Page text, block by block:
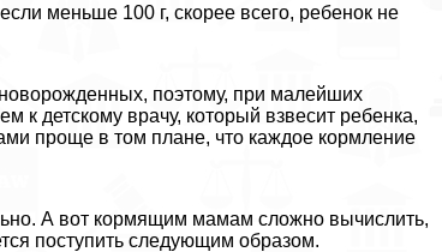
меньше 100 г, скорее всего, ребенок не
поэтому, при малейших
к детскому врачу, который взвесит ребенка,
проще в том плане, что каждое кормление
А вот кормящим мамам сложно вычислить,
поступить следующим образом.